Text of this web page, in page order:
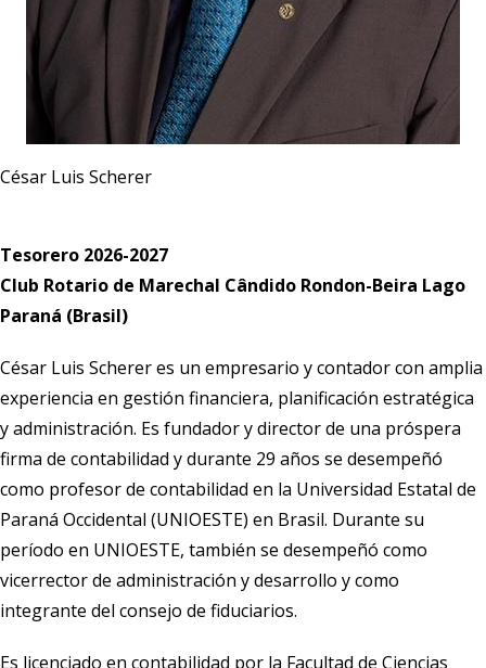
César Luis Scherer
Tesorero 2026-2027
Club Rotario de Marechal Cândido Rondon-Beira Lago
Paraná (Brasil)
César Luis Scherer es un empresario y contador con amplia
experiencia en gestión financiera, planificación estratégica
y administración. Es fundador y director de una próspera
firma de contabilidad y durante 29 años se desempeñó
como profesor de contabilidad en la Universidad Estatal de
Paraná Occidental (UNIOESTE) en Brasil. Durante su
período en UNIOESTE, también se desempeñó como
vicerrector de administración y desarrollo y como
integrante del consejo de fiduciarios.
Es licenciado en contabilidad por la Facultad de Ciencias